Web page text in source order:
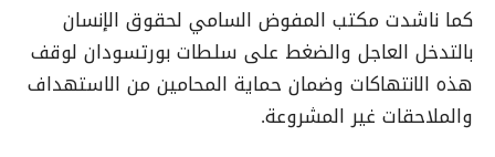
كما ناشدت مكتب المفوض السامي لحقوق الإنسان
بالتدخل العاجل والضغط على سلطات بورتسودان لوقف
هذه الانتهاكات وضمان حماية المحامين من الاستهداف
والملاحقات غير المشروعة.